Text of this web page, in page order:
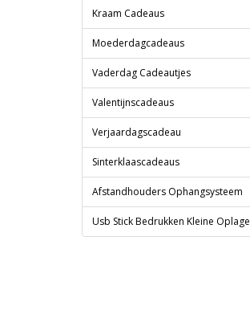
Kraam Cadeaus
Moederdagcadeaus
Vaderdag Cadeautjes
Valentijnscadeaus
Verjaardagscadeau
Sinterklaascadeaus
Afstandhouders Ophangsysteem
Usb Stick Bedrukken Kleine Oplage